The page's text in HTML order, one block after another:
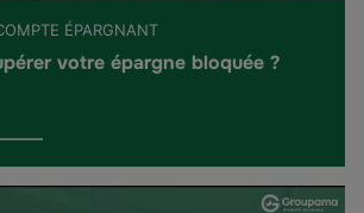
ÉPARGNANT
votre épargne bloquée ?